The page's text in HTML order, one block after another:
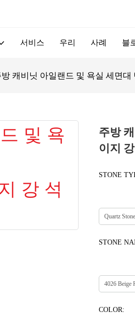
서비스 우리 사례 블
캐비닛 아일랜드 및 욕실 세면
주방
이지
STONE
STONE
COLOR: